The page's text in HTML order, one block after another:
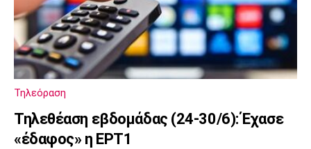
Τηλεόραση
Τηλεθέαση εβδομάδας (24-30/6): Έχασε
«έδαφος» η ΕΡΤ1